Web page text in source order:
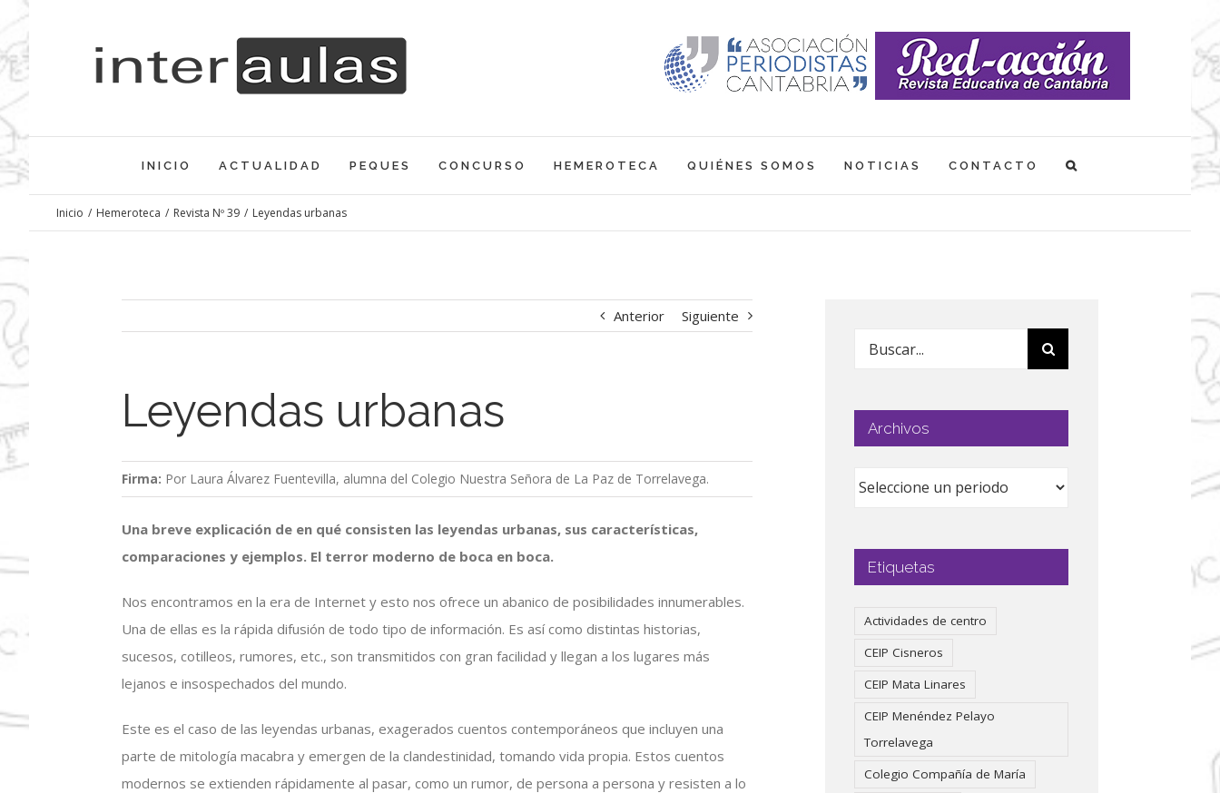
Saltar
contenido
INICIO ACTUALIDAD PEQUES CONCURSO HEMEROTECA QUIÉNES SOMOS NOTICIAS CONTACTO
Inicio / Hemeroteca / Revista Nº 39 / Leyendas urbanas
Anterior Siguiente
Leyendas urbanas
Firma: Por Laura Álvarez Fuentevilla, alumna del Colegio Nuestra Señora de La Paz de Torrelavega.
Una breve explicación de en qué consisten las leyendas urbanas, sus características,
comparaciones y ejemplos. El terror moderno de boca en boca.
Nos encontramos en la era de Internet y esto nos ofrece un abanico de posibilidades innumerables.
Una de ellas es la rápida difusión de todo tipo de información. Es así como distintas historias,
sucesos, cotilleos, rumores, etc., son transmitidos con gran facilidad y llegan a los lugares más
lejanos e insospechados del mundo.
Este es el caso de las leyendas urbanas, exagerados cuentos contemporáneos que incluyen una
parte de mitología macabra y emergen de la clandestinidad, tomando vida propia. Estos cuentos
modernos se extienden rápidamente al pasar, como un rumor, de persona a persona y resisten a lo
Buscar:
Archivos
Etiquetas
Actividades de centro
CEIP Cisneros
CEIP Mata Linares
CEIP Menéndez Pelayo
Torrelavega
Colegio Compañía de María